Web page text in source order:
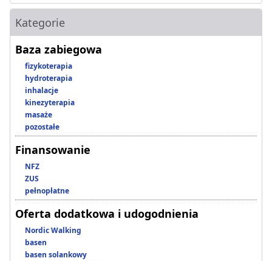
Kategorie
Baza zabiegowa
fizykoterapia
hydroterapia
inhalacje
kinezyterapia
masaże
pozostałe
Finansowanie
NFZ
ZUS
pełnopłatne
Oferta dodatkowa i udogodnienia
Nordic Walking
basen
basen solankowy